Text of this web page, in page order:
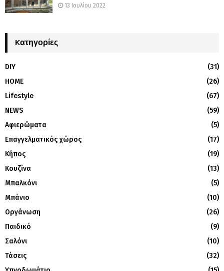
13 Ιουλίου 2022
Kατηγορίες
DIY
(31)
HOME
(26)
Lifestyle
(67)
NEWS
(59)
Αφιερώματα
(5)
Επαγγελματικός χώρος
(17)
Κήπος
(19)
Κουζίνα
(13)
Μπαλκόνι
(5)
Μπάνιο
(10)
Οργάνωση
(26)
Παιδικό
(9)
Σαλόνι
(10)
Τάσεις
(32)